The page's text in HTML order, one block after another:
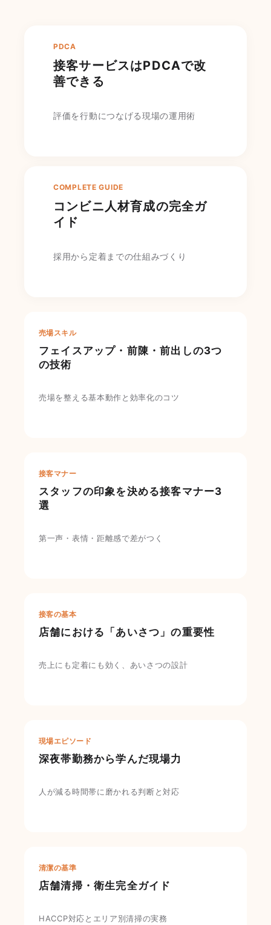
PDCA
接客サービスはPDCAで改
善できる
評価を行動につなげる現場の運用術
COMPLETE GUIDE
コンビニ人材育成の完全ガ
イド
採用から定着までの仕組みづくり
売場スキル
フェイスアップ・前陳・前出しの3つ
の技術
売場を整える基本動作と効率化のコツ
接客マナー
スタッフの印象を決める接客マナー3
選
第一声・表情・距離感で差がつく
接客の基本
店舗における「あいさつ」の重要性
売上にも定着にも効く、あいさつの設計
現場エピソード
深夜帯勤務から学んだ現場力
人が減る時間帯に磨かれる判断と対応
清潔の基準
店舗清掃・衛生完全ガイド
HACCP対応とエリア別清掃の実務